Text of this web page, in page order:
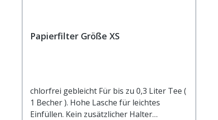
Papierfilter Größe XS
chlorfrei gebleicht Für bis zu 0,3 Liter Tee (
1 Becher ). Hohe Lasche für leichtes
Einfüllen. Kein zusätzlicher Halter